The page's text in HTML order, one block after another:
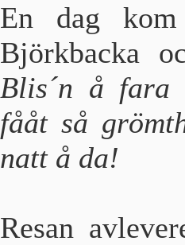
En dag kom
Björkbacka
Blis´n å fara
fååt så
natt å da!
Resan